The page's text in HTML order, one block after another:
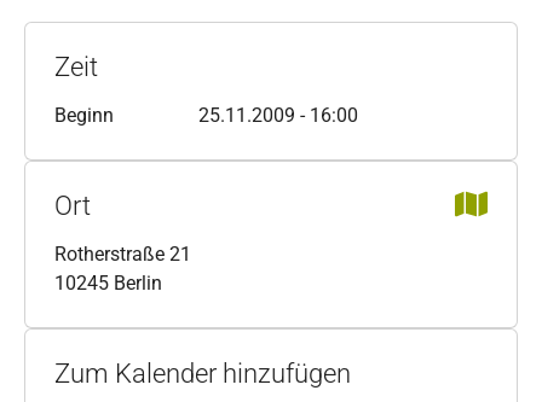
Zeit
Beginn 25.11.2009 - 16:00
Ort
Rotherstraße 21
10245 Berlin
Zum Kalender hinzufügen